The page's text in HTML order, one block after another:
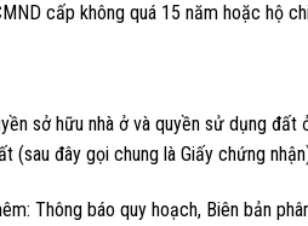
cấp không quá 15 năm hoặc hộ
sở hữu nhà ở và quyền sử dụng đất
(sau đây gọi chung là Giấy chứng
Thông báo quy hoạch, Biên bản